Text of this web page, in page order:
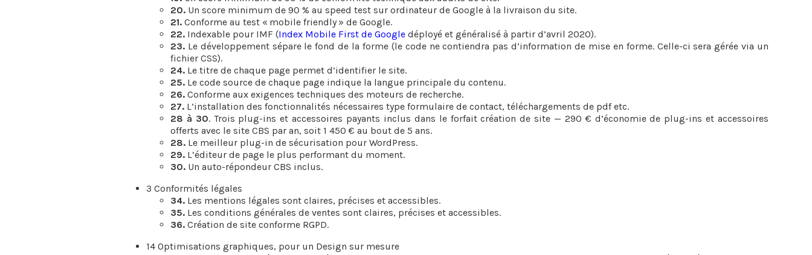
20. Un score minimum de 90 % au speed test sur ordinateur de Google à la livraison du site.
21. Conforme au test « mobile friendly » de Google.
22. Indexable pour IMF (Index Mobile First de Google déployé et généralisé à partir d’avril 2020).
23. Le développement sépare le fond de la forme (le code ne contiendra pas d’information de mise en forme. Celle-ci sera gérée via un
fichier CSS).
24. Le titre de chaque page permet d’identifier le site.
25. Le code source de chaque page indique la langue principale du contenu.
26. Conforme aux exigences techniques des moteurs de recherche.
27. L’installation des fonctionnalités nécessaires type formulaire de contact, téléchargements de pdf etc.
28 à 30. Trois plug-ins et accessoires payants inclus dans le forfait création de site — 290 € d’économie de plug-ins et accessoires
offerts avec le site CBS par an, soit 1 450 € au bout de 5 ans.
28. Le meilleur plug-in de sécurisation pour WordPress.
29. L’éditeur de page le plus performant du moment.
30. Un auto-répondeur CBS inclus.
3 Conformités légales
34. Les mentions légales sont claires, précises et accessibles.
35. Les conditions générales de ventes sont claires, précises et accessibles.
36. Création de site conforme RGPD.
14 Optimisations graphiques, pour un Design sur mesure